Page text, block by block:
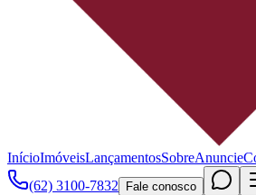
InícioImóveisLançamentosSobreAnuncie
(62) 3100-7832
Fale conosco